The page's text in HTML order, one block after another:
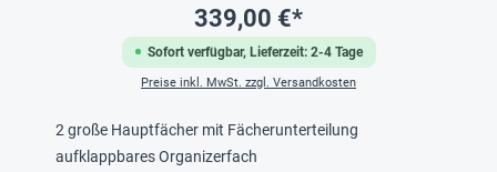
Sofort verfügbar, Lieferzeit: 2-4 Tage
339,00 €*
Preise inkl. MwSt. zzgl. Versandkosten
2 große Hauptfächer mit Fächerunterteilung
aufklappbares Organizerfach